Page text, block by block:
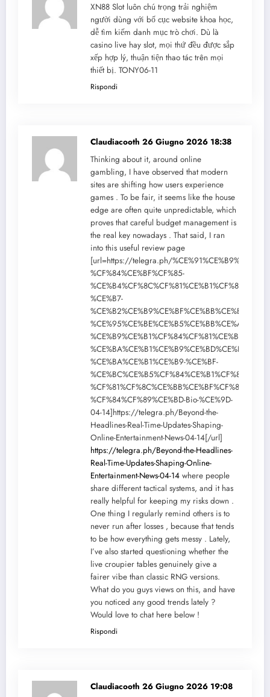
XN88 Slot luôn chú trọng trải nghiệm
người dùng với bố cục website khoa học,
dễ tìm kiếm danh mục trò chơi. Dù là
casino live hay slot, mọi thứ đều được sắp
xếp hợp lý, thuận tiện thao tác trên mọi
thiết bị. TONY06-11
Rispondi
Claudiacooth 26 Giugno 2026 18:38
Thinking about it, around online
gambling, I have observed that modern
sites are shifting how users experience
games . To be fair, it seems like the house
edge are often quite unpredictable, which
proves that careful budget management is
the real key nowadays . That said, I ran
into this useful review page
[url=https://telegra.ph/
%CF%84%CE%BF%CF%85-
%CE%B7-
%CE%BA%CE%B1%CE%B9-%CE%BF-
%CF%81%CF%8C%CE%BB%CE%BF%CF%82-
%CF%84%CF%89%CE%BD-Bio-%CE%9D-
04-14]https://telegra.ph/Beyond-the-
Headlines-Real-Time-Updates-Shaping-
Online-Entertainment-News-04-14[/url]
https://telegra.ph/Beyond-the-Headlines-
Real-Time-Updates-Shaping-Online-
Entertainment-News-04-14 where people
share different tactical systems, and it has
really helpful for keeping my risks down .
One thing I regularly remind others is to
never run after losses , because that tends
to be how everything gets messy . Lately,
I’ve also started questioning whether the
live croupier tables genuinely give a
fairer vibe than classic RNG versions.
What do you guys views on this, and have
you noticed any good trends lately ?
Would love to chat here below !
Rispondi
Claudiacooth 26 Giugno 2026 19:08